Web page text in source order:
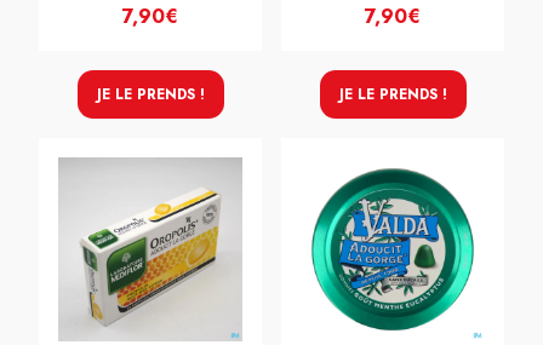
7,90€
JE LE PRENDS !
7,90€
JE LE PRENDS !